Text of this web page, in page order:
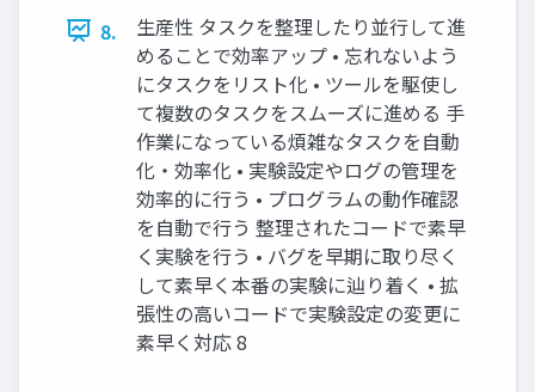
8.
生産性 タスクを整理したり並行して進
めることで効率アップ • 忘れないよう
にタスクをリスト化 • ツールを駆使し
て複数のタスクをスムーズに進める 手
作業になっている煩雑なタスクを自動
化・効率化 • 実験設定やログの管理を
効率的に行う • プログラムの動作確認
を自動で行う 整理されたコードで素早
く実験を行う • バグを早期に取り尽く
して素早く本番の実験に辿り着く • 拡
張性の高いコードで実験設定の変更に
素早く対応 8